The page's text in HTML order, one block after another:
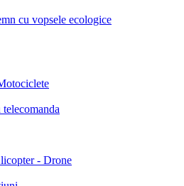
cu vopsele ecologice
- Drone